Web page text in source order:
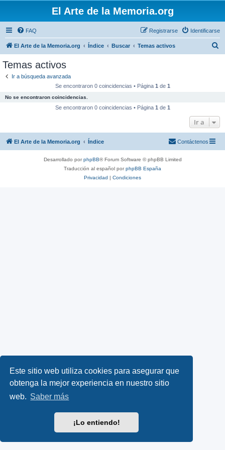
Este sitio web utiliza cookies para asegurar que
obtenga la mejor experiencia en nuestro sitio
web. Saber más
¡Lo entiendo!
El Arte de la Memoria.org
FAQ Identificarse
Registrarse
El Arte de la Memoria.org Índice Buscar Temas activos
Temas activos
Ir a búsqueda avanzada
Se encontraron 0 coincidencias • Página 1 de 1
No se encontraron coincidencias.
Se encontraron 0 coincidencias • Página 1 de 1
Ir a
El Arte de la Memoria.org Índice Contáctenos
Desarrollado porphpBB® Forum Software © phpBB Limited
Traducción al español porphpBB España
Privacidad | Condiciones